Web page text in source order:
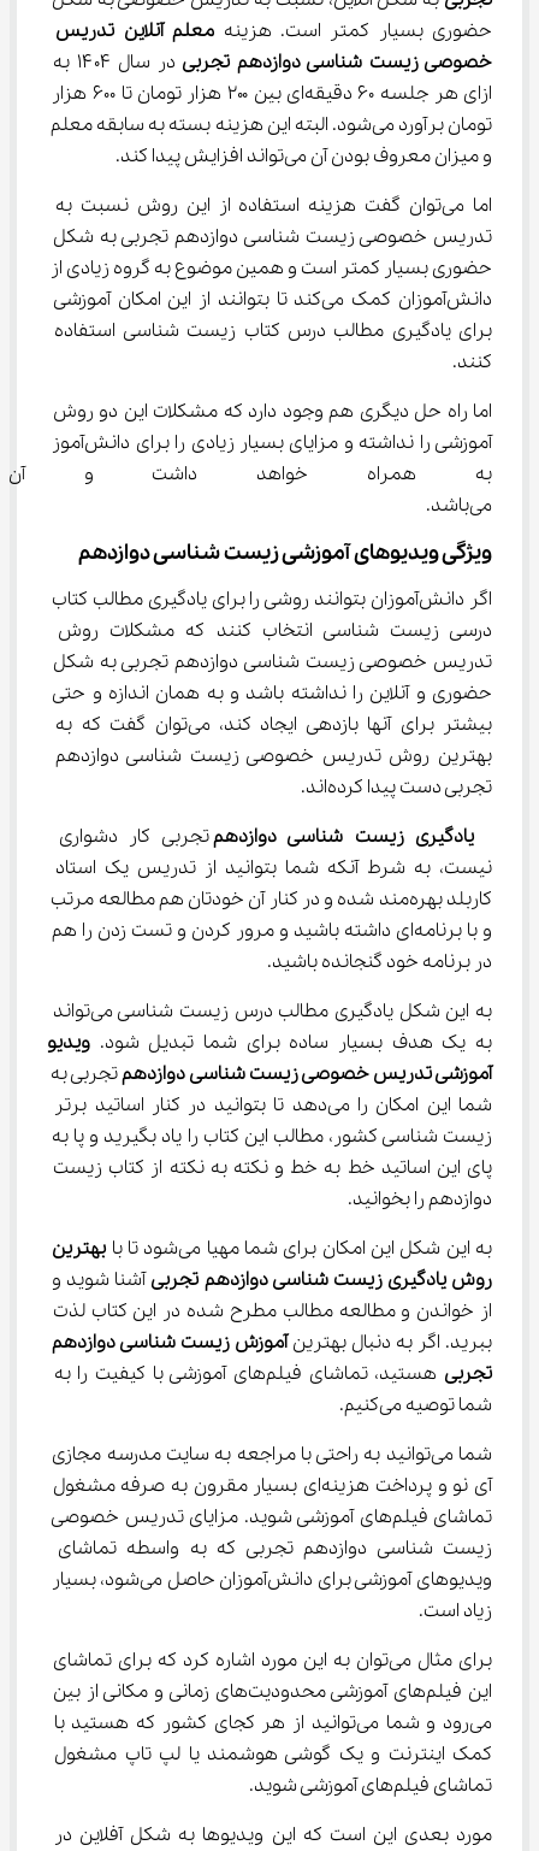
حضوری بسیار کمتر است. هزینه معلم آنلاین تدریس
خصوصی زیست شناسی دوازدهم تجربی
در سال ۱۴۰۴ به
ازای هر جلسه ۶۰ دقیقه‌ای بین ۲۰۰ هزار تومان تا ۶۰۰ هزار
تومان برآورد می‌شود. البته این هزینه بسته به سابقه معلم
و میزان معروف بودن آن می‌تواند افزایش پیدا کند.
اما می‌توان گفت هزینه استفاده از این روش نسبت به
تدریس خصوصی زیست شناسی دوازدهم تجربی به شکل
حضوری بسیار کمتر است و همین موضوع به گروه زیادی از
دانش‌آموزان کمک می‌کند تا بتوانند از این امکان آموزشی
برای یادگیری مطالب درس کتاب زیست شناسی استفاده
کنند.
اما راه حل دیگری هم وجود دارد که مشکلات این دو روش
آموزشی را نداشته و مزایای بسیار زیادی را برای دانش‌آموز
به همراه خواهد داشت و آن
می‌باشد.
ویژگی ویدیوهای آموزشی زیست شناسی دوازدهم
اگر دانش‌آموزان بتوانند روشی را برای یادگیری مطالب کتاب
درسی زیست شناسی انتخاب کنند که مشکلات روش
تدریس خصوصی زیست شناسی دوازدهم تجربی به شکل
حضوری و آنلاین را نداشته باشد و به همان اندازه و حتی
بیشتر برای آنها بازدهی ایجاد کند، می‌توان گفت که به
بهترین روش تدریس خصوصی زیست شناسی دوازدهم
تجربی دست پیدا کرده‌اند.
یادگیری زیست شناسی دوازدهم تجربی کار دشواری
نیست، به شرط آنکه شما بتوانید از تدریس یک استاد
کاربلد بهره‌مند شده و در کنار آن خودتان هم مطالعه مرتب
و با برنامه‌ای داشته باشید و مرور کردن و تست زدن را هم
در برنامه خود گنجانده باشید.
به این شکل یادگیری مطالب درس زیست شناسی می‌تواند
به یک هدف بسیار ساده برای شما تبدیل شود. ویدیو
آموزشی تدریس خصوصی زیست شناسی دوازدهم تجربی به
شما این امکان را می‌دهد تا بتوانید در کنار اساتید برتر
زیست شناسی کشور، مطالب این کتاب را یاد بگیرید و پا به
پای این اساتید خط به خط و نکته به نکته از کتاب زیست
دوازدهم را بخوانید.
به این شکل این امکان برای شما مهیا می‌شود تا با
بهترین
روش یادگیری زیست شناسی دوازدهم تجربی آشنا شوید و
از خواندن و مطالعه مطالب مطرح شده در این کتاب لذت
ببرید. اگر به دنبال بهترین آموزش زیست شناسی دوازدهم
تجربی
هستید، تماشای فیلم‌های آموزشی با کیفیت را به
شما توصیه می‌کنیم.
شما می‌توانید به راحتی با مراجعه به سایت مدرسه مجازی
آی نو و پرداخت هزینه‌ای بسیار مقرون به صرفه مشغول
تماشای فیلم‌های آموزشی شوید. مزایای تدریس خصوصی
زیست شناسی دوازدهم تجربی که به واسطه تماشای
ویدیوهای آموزشی برای دانش‌آموزان حاصل می‌شود، بسیار
زیاد است.
برای مثال می‌توان به این مورد اشاره کرد که برای تماشای
این فیلم‌های آموزشی محدودیت‌های زمانی و مکانی از بین
می‌رود و شما می‌توانید از هر کجای کشور که هستید با
کمک اینترنت و یک گوشی هوشمند یا لپ تاپ مشغول
تماشای فیلم‌های آموزشی شوید.
مورد بعدی این است که این ویدیوها به شکل آفلاین در